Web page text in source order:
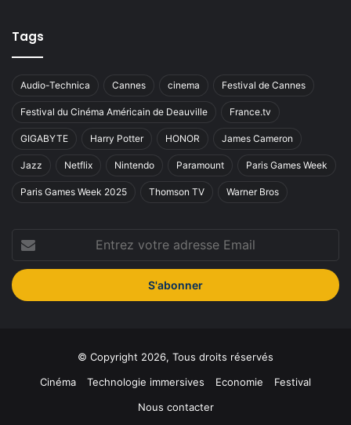
Tags
Audio-Technica Cannes cinema Festival de Cannes
Festival du Cinéma Américain de Deauville France.tv
GIGABYTE Harry Potter HONOR James Cameron
Jazz Netflix Nintendo Paramount Paris Games Week
Paris Games Week 2025 Thomson TV Warner Bros
votre
adresse
Email
© Copyright 2026, Tous droits réservés
Cinéma
Technologie immersives Economie
Festival
Nous contacter